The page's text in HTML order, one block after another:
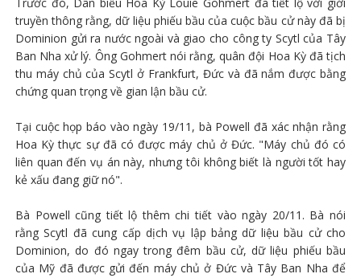
truyền thông rằng, dữ liệu phiếu bầu của cuộc bầu cử này đã bị
Dominion gửi ra nước ngoài và giao cho công ty Scytl của Tây
Ban Nha xử lý. Ông Gohmert nói rằng, quân đội Hoa Kỳ đã tịch
thu máy chủ của Scytl ở Frankfurt, Đức và đã nắm được bằng
chứng quan trọng về gian lận bầu cử.
Tại cuộc họp báo vào ngày 19/11, bà Powell đã xác nhận rằng
Hoa Kỳ thực sự đã có được máy chủ ở Đức. "Máy chủ đó có
liên quan đến vụ án này, nhưng tôi không biết là người tốt hay
kẻ xấu đang giữ nó".
Bà Powell cũng tiết lộ thêm chi tiết vào ngày 20/11. Bà nói
rằng Scytl đã cung cấp dịch vụ lập bảng dữ liệu bầu cử cho
Dominion, do đó ngay trong đêm bầu cử, dữ liệu phiếu bầu
của Mỹ đã được gửi đến máy chủ ở Đức và Tây Ban Nha để